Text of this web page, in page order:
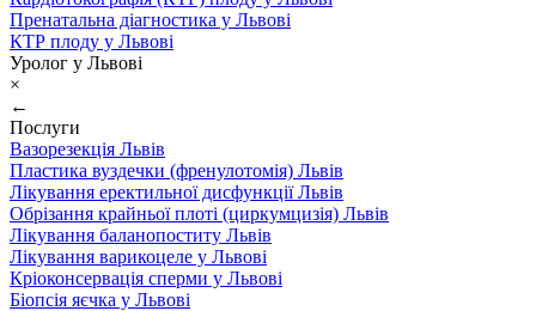
Пренатальна діагностика у Львові
КТР плоду у Львові
Уролог у Львові
×
←
Послуги
Вазорезекція Львів
Пластика вуздечки (френулотомія) Львів
Лікування еректильної дисфункції Львів
Обрізання крайньої плоті (циркумцизія) Львів
Лікування баланопоститу Львів
Лікування варикоцеле у Львові
Кріоконсервація сперми у Львові
Біопсія яєчка у Львові